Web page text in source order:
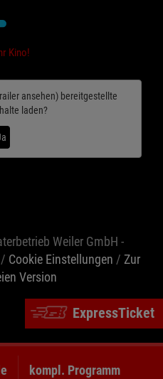
kompl. Programm
ExpressTicket
Kino!
ansehen) bereitgestellte
laden?
Weiler GmbH -
/ Cookie Einstellungen / Zur
Version